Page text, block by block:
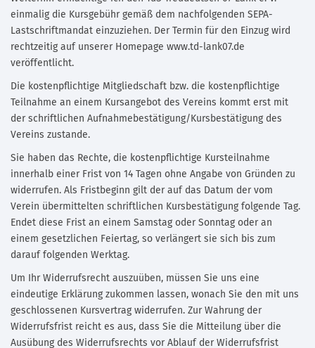
einmalig die Kursgebühr gemäß dem nachfolgenden SEPA-
Lastschriftmandat einzuziehen. Der Termin für den Einzug wird
rechtzeitig auf unserer Homepage www.td-lank07.de
veröffentlicht.
Die kostenpflichtige Mitgliedschaft bzw. die kostenpflichtige
Teilnahme an einem Kursangebot des Vereins kommt erst mit
der schriftlichen Aufnahmebestätigung/Kursbestätigung des
Vereins zustande.
Sie haben das Rechte, die kostenpflichtige Kursteilnahme
innerhalb einer Frist von 14 Tagen ohne Angabe von Gründen zu
widerrufen. Als Fristbeginn gilt der auf das Datum der vom
Verein übermittelten schriftlichen Kursbestätigung folgende Tag.
Endet diese Frist an einem Samstag oder Sonntag oder an
einem gesetzlichen Feiertag, so verlängert sie sich bis zum
darauf folgenden Werktag.
Um Ihr Widerrufsrecht auszuüben, müssen Sie uns eine
eindeutige Erklärung zukommen lassen, wonach Sie den mit uns
geschlossenen Kursvertrag widerrufen. Zur Wahrung der
Widerrufsfrist reicht es aus, dass Sie die Mitteilung über die
Ausübung des Widerrufsrechts vor Ablauf der Widerrufsfrist